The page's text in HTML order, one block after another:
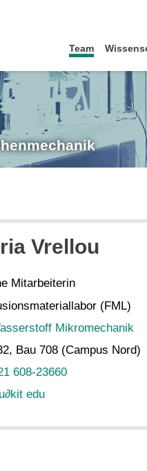
Team
Vrellou
Mitarbeiterin
(FML)
Mikromechanik
Bau 708 (Campus Nord)
608-23660
∂kit edu